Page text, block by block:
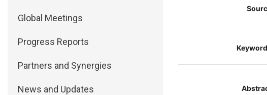
Global Meetings
Progress Reports
Partners and Synergies
News and Updates